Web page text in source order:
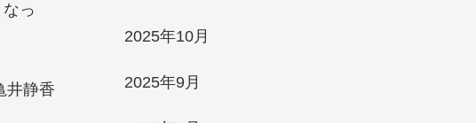
っ
井静香
2025年10月
2025年9月